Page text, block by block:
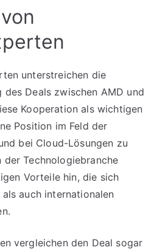
unterstreichen die
Deals zwischen AMD und
Kooperation als wichtigen
Position im Feld der
bei Cloud-Lösungen zu
der Technologiebranche
Vorteile hin, die sich
auch internationalen
vergleichen den Deal sogar